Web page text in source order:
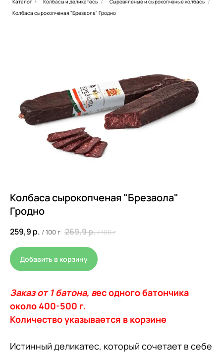
Каталог / Колбасы и деликатесы / Сыровяленые и сырокопченые колбасы /
Колбаса сырокопченая "Брезаола" Гродно
Колбаса сырокопченая "Брезаола"
Гродно
259,9 р. /100 г 269,9р./100 г
Добавить в корзину
Заказ от 1 батона, вес одного батончика
около 400-500 г.
Количество указывается в корзине
Истинный деликатес, который сочетает в себе